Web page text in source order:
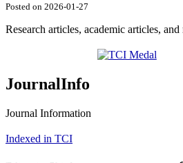
Posted on 2026-01-27
Research articles, academic articles,
JournalInfo
Journal Information
Indexed in TCI